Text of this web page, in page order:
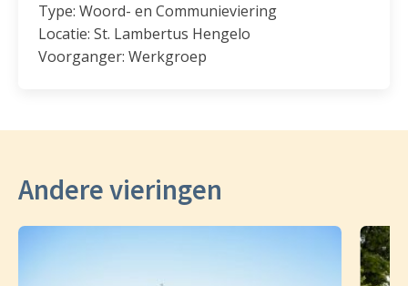
Type: Woord- en Communieviering
Locatie: St. Lambertus Hengelo
Voorganger: Werkgroep
Andere vieringen